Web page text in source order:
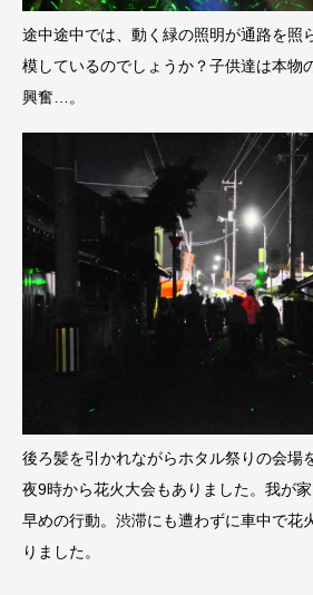
途中途中では、動く緑の照明が通路を照
模しているのでしょうか？子供達は本物
興奮…。
後ろ髪を引かれながらホタル祭りの会場
夜9時から花火大会もありました。我が家
早めの行動。渋滞にも遭わずに車中で花
りました。